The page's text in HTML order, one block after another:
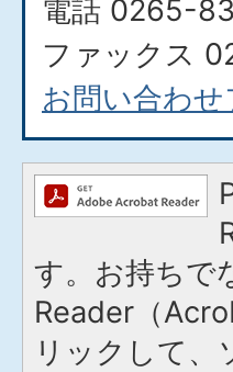
電話 0265-
ファックス
お問い合わ
す。お持ちで
Reader（
リックして